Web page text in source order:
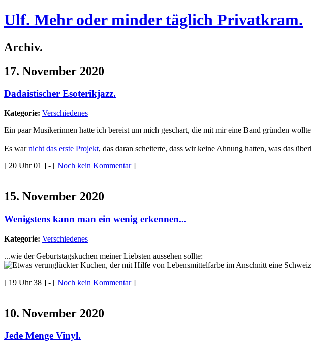
Ulf. Mehr oder minder täglich Privatkram.
Archiv.
17. November 2020
Dadaistischer Esoterikjazz.
Kategorie: Verschiedenes
Ein paar Musikerinnen hatte ich bereist um mich geschart, die mit mir eine Band gründen
Es warnicht das erste Projekt, das daran scheiterte, dass wir keine Ahnung hatten, was das
[ 20 Uhr 01 ] - [ Noch kein Kommentar]
15. November 2020
Wenigstens kann man ein wenig erkennen...
Kategorie: Verschiedenes
...wie der Geburtstagskuchen meiner Liebsten aussehen sollte:
[ 19 Uhr 38 ] - [ Noch kein Kommentar]
10. November 2020
Jede Menge Vinyl.